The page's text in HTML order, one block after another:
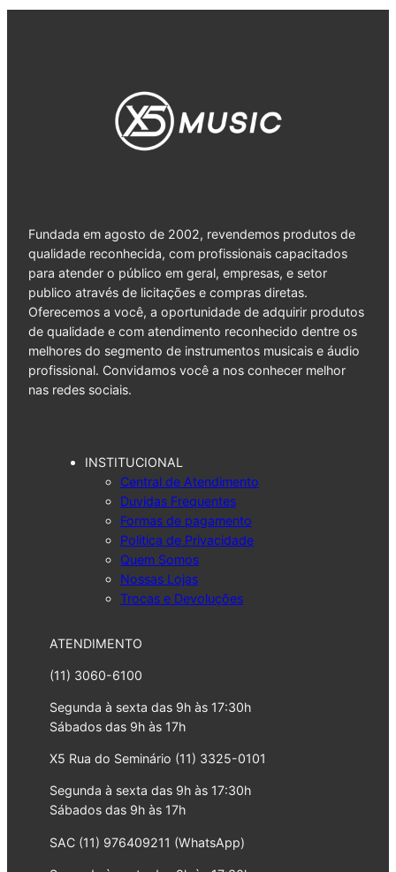
Fundada em agosto de 2002, revendemos produtos de
qualidade reconhecida, com profissionais capacitados
para atender o público em geral, empresas, e setor
publico através de licitações e compras diretas.
Oferecemos a você, a oportunidade de adquirir produtos
de qualidade e com atendimento reconhecido dentre os
melhores do segmento de instrumentos musicais e áudio
profissional. Convidamos você a nos conhecer melhor
nas redes sociais.
INSTITUCIONAL
Central de Atendimento
Duvidas Frequentes
Formas de pagamento
Politica de Privacidade
Quem Somos
Nossas Lojas
Trocas e Devoluções
ATENDIMENTO
(11) 3060-6100
Segunda à sexta das 9h às 17:30h
Sábados das 9h às 17h
X5 Rua do Seminário (11) 3325-0101
Segunda à sexta das 9h às 17:30h
Sábados das 9h às 17h
SAC (11) 976409211 (WhatsApp)